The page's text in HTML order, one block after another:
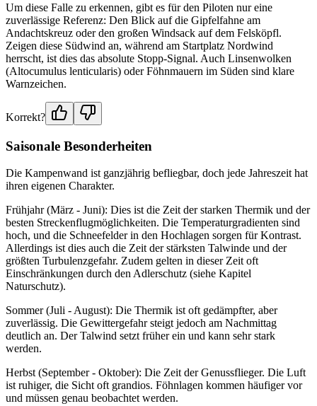
Um diese Falle zu erkennen, gibt es für den Piloten nur eine
zuverlässige Referenz: Den Blick auf die Gipfelfahne am
Andachtskreuz oder den großen Windsack auf dem Felsköpfl.
Zeigen diese Südwind an, während am Startplatz Nordwind
herrscht, ist dies das absolute Stopp-Signal. Auch Linsenwolken
(Altocumulus lenticularis) oder Föhnmauern im Süden sind klare
Warnzeichen.
Korrekt?
Saisonale Besonderheiten
Die Kampenwand ist ganzjährig befliegbar, doch jede Jahreszeit hat
ihren eigenen Charakter.
Frühjahr (März - Juni): Dies ist die Zeit der starken Thermik und der
besten Streckenflugmöglichkeiten. Die Temperaturgradienten sind
hoch, und die Schneefelder in den Hochlagen sorgen für Kontrast.
Allerdings ist dies auch die Zeit der stärksten Talwinde und der
größten Turbulenzgefahr. Zudem gelten in dieser Zeit oft
Einschränkungen durch den Adlerschutz (siehe Kapitel
Naturschutz).
Sommer (Juli - August): Die Thermik ist oft gedämpfter, aber
zuverlässig. Die Gewittergefahr steigt jedoch am Nachmittag
deutlich an. Der Talwind setzt früher ein und kann sehr stark
werden.
Herbst (September - Oktober): Die Zeit der Genussflieger. Die Luft
ist ruhiger, die Sicht oft grandios. Föhnlagen kommen häufiger vor
und müssen genau beobachtet werden.